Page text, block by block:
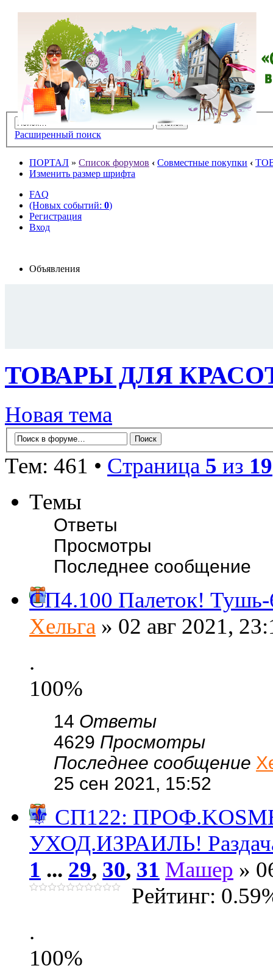
Расширенный поиск
ПОРТАЛ » Список форумов ‹ Совместные покупки ‹
Изменить размер шрифта
FAQ
(Новых событий: 0)
Регистрация
Вход
Объявления
ТОВАРЫ ДЛЯ
Новая тема
Тем: 461 • Страница 5 из 19
Темы
Ответы
Просмотры
Последнее сообщение
СП4.100 Палеток! Тушь-
Хельга » 02 авг 2021,
.
100%
14 Ответы
4629 Просмотры
Последнее сообщение
25 сен 2021, 15:52
⚜️ СП122:
УХОД.ИЗРАИЛЬ!
1 ... 29, 30, 31 Машер »
Рейтинг:
.
100%